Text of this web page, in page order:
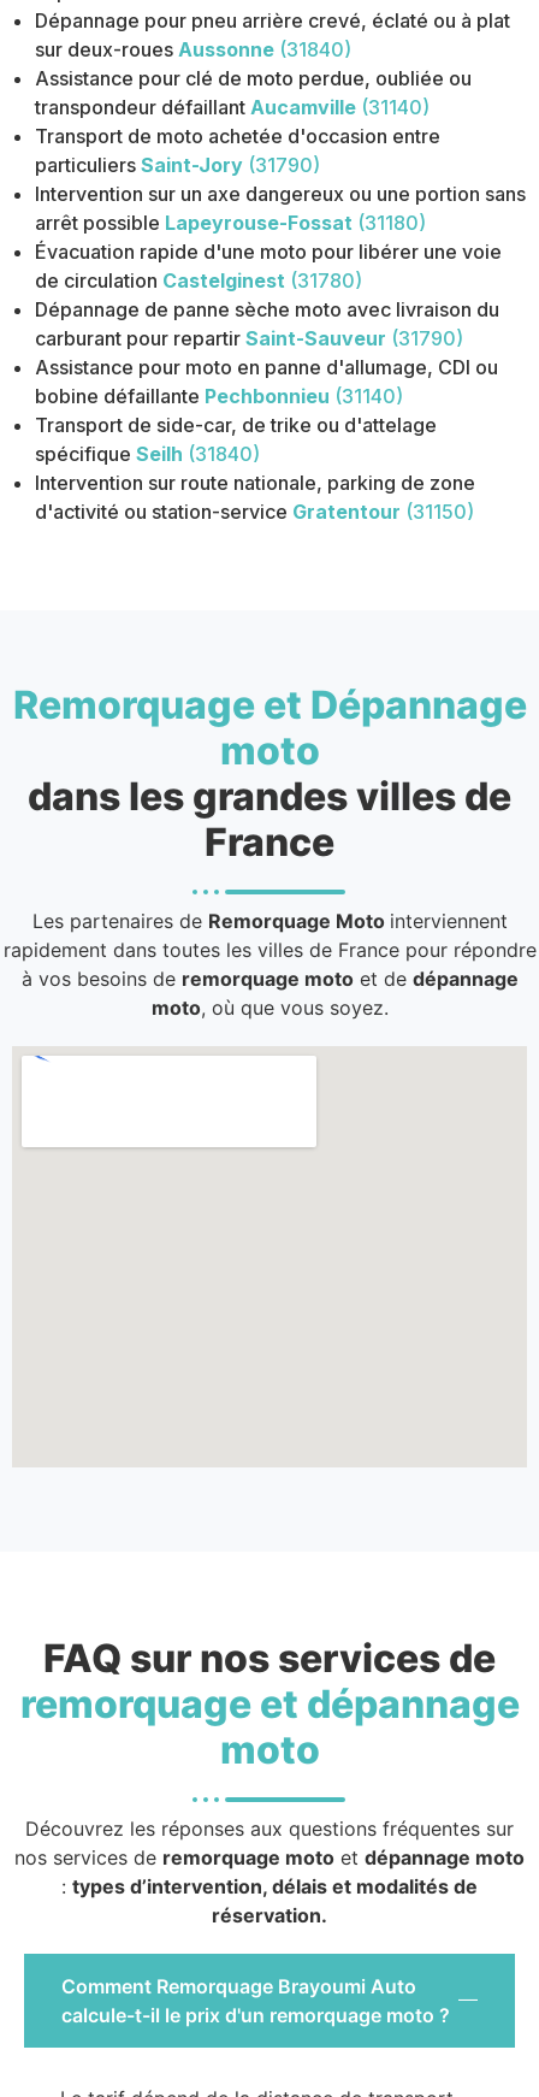
Dépannage pour pneu arrière crevé, éclaté ou à plat
sur deux-roues Aussonne (31840)
Assistance pour clé de moto perdue, oubliée ou
transpondeur défaillant Aucamville (31140)
Transport de moto achetée d'occasion entre
particuliers Saint-Jory (31790)
Intervention sur un axe dangereux ou une portion sans
arrêt possible Lapeyrouse-Fossat (31180)
Évacuation rapide d'une moto pour libérer une voie
de circulation Castelginest (31780)
Dépannage de panne sèche moto avec livraison du
carburant pour repartir Saint-Sauveur (31790)
Assistance pour moto en panne d'allumage, CDI ou
bobine défaillante Pechbonnieu (31140)
Transport de side-car, de trike ou d'attelage
spécifique Seilh (31840)
Intervention sur route nationale, parking de zone
d'activité ou station-service Gratentour (31150)
Remorquage et Dépannage
moto
dans les grandes villes de
France
Les partenaires de Remorquage Moto interviennent
rapidement dans toutes les villes de France pour répondre
à vos besoins de remorquage motoet de dépannage
moto, où que vous soyez.
FAQ sur nos services de
remorquage et dépannage
moto
Découvrez les réponses aux questions fréquentes sur
nos services de remorquage moto et dépannage moto
: types d’intervention, délais et modalités de
réservation.
Comment Remorquage Brayoumi Auto
calcule-t-il le prix d'un remorquage moto ?